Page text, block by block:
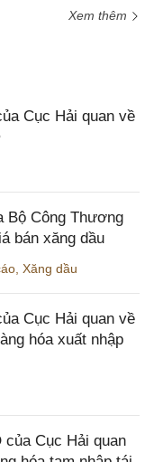
Xem thêm
Cục Hải quan về
Bộ Công Thương
bán xăng dầu
Xăng dầu
Cục Hải quan về
hóa xuất nhập
của Cục Hải quan